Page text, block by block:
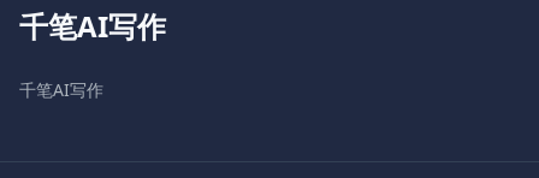
千笔AI写作
千笔AI写作